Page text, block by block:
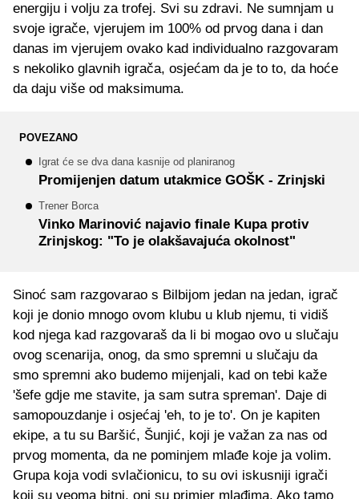
energiju i volju za trofej. Svi su zdravi. Ne sumnjam u
svoje igrače, vjerujem im 100% od prvog dana i dan
danas im vjerujem ovako kad individualno razgovaram
s nekoliko glavnih igrača, osjećam da je to to, da hoće
da daju više od maksimuma.
POVEZANO
Igrat će se dva dana kasnije od planiranog
Promijenjen datum utakmice GOŠK - Zrinjski
Trener Borca
Vinko Marinović najavio finale Kupa protiv
Zrinjskog: "To je olakšavajuća okolnost"
Sinoć sam razgovarao s Bilbijom jedan na jedan, igrač
koji je donio mnogo ovom klubu u klub njemu, ti vidiš
kod njega kad razgovaraš da li bi mogao ovo u slučaju
ovog scenarija, onog, da smo spremni u slučaju da
smo spremni ako budemo mijenjali, kad on tebi kaže
'šefe gdje me stavite, ja sam sutra spreman'. Daje di
samopouzdanje i osjećaj 'eh, to je to'. On je kapiten
ekipe, a tu su Baršić, Šunjić, koji je važan za nas od
prvog momenta, da ne pominjem mlađe koje ja volim.
Grupa koja vodi svlačionicu, to su ovi iskusniji igrači
koji su veoma bitni, oni su primjer mlađima. Ako tamo